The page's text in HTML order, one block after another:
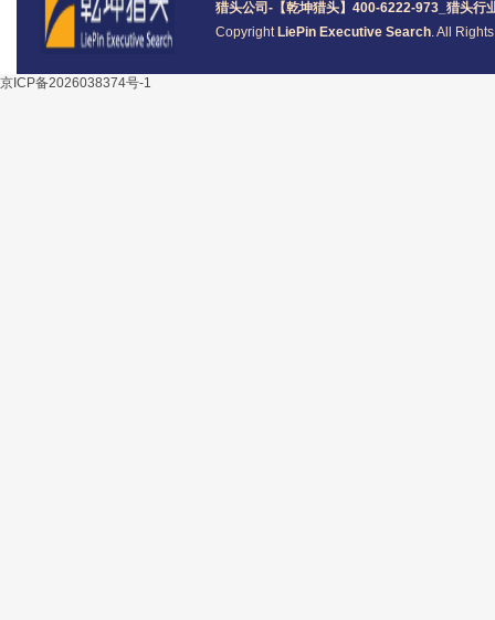
猎头公司 -【乾坤猎头】400-6222-973_ 猎头行
Copyright LiePin Executive Search. All
京ICP备2026038374号-1